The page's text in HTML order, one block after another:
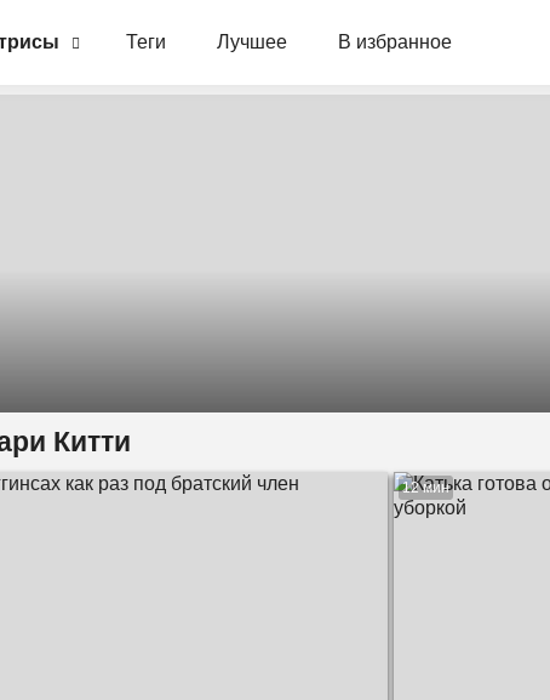
Теги Лучшее В избранное
Китти
12 мин